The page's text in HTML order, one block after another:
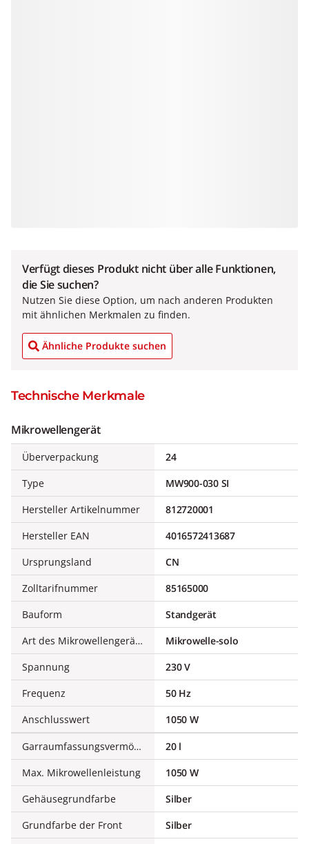
Verfügt dieses Produkt nicht über alle Funktionen,
die Sie suchen?
Nutzen Sie diese Option, um nach anderen Produkten
mit ähnlichen Merkmalen zu finden.
Ähnliche Produkte suchen
Technische Merkmale
Mikrowellengerät
Überverpackung
24
Type
MW900-030 SI
Hersteller Artikelnummer
812720001
Hersteller EAN
4016572413687
Ursprungsland
CN
Zolltarifnummer
85165000
Bauform
Standgerät
Art des Mikrowellengerätes
Mikrowelle-solo
Spannung
230 V
Frequenz
50 Hz
Anschlusswert
1050 W
Garraumfassungsvermögen
20 l
Max. Mikrowellenleistung
1050 W
Gehäusegrundfarbe
Silber
Grundfarbe der Front
Silber